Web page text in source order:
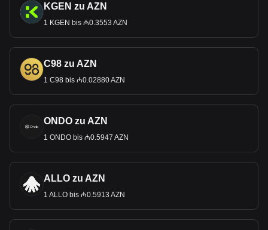
KGEN zu AZN
1 KGEN bis ₼0.3553 AZN
C98 zu AZN
1 C98 bis ₼0.02880 AZN
ONDO zu AZN
1 ONDO bis ₼0.5947 AZN
ALLO zu AZN
1 ALLO bis ₼0.5913 AZN